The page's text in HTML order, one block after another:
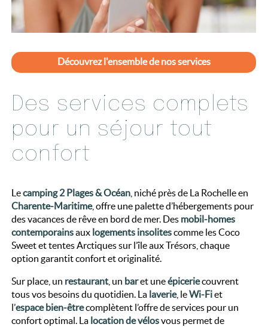
Découvrez l'ensemble de nos services
Des services complets
pour un séjour tout
confort
Lecamping 2 Plages & Océan , niché près de La Rochelle en
Charente-Maritime, offre une palette d’hébergements pour
des vacances de rêve en bord de mer. Des mobil-homes
contemporainsaux logements insolitescomme les Coco
Sweet et tentes Arctiques sur l’île aux Trésors, chaque
option garantit confort et originalité.
Sur place, un restaurant , un baret uneépiceriecouvrent
tous vos besoins du quotidien. La laverie, leWi-Fiet
l’espace bien-êtrecomplètent l’offre de services pour un
confort optimal. La location de vélosvous permet de